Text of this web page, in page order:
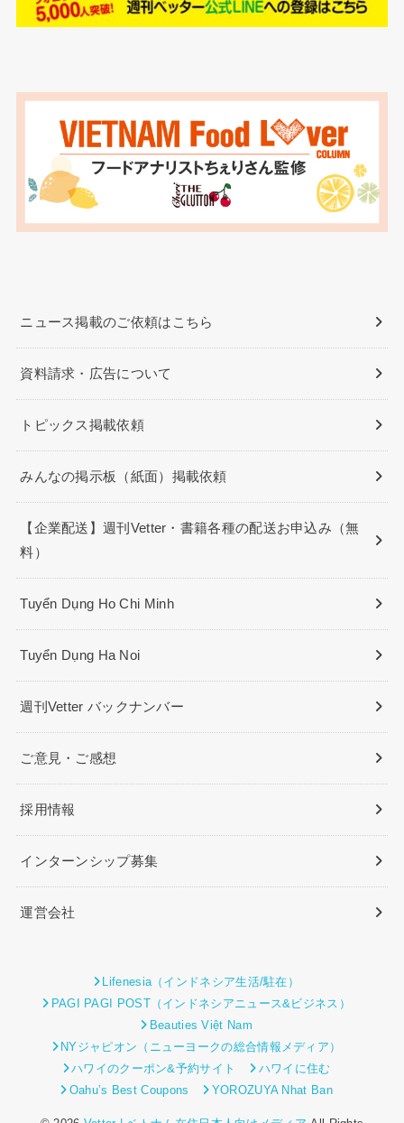
ニュース掲載のご依頼はこちら
資料請求・広告について
トピックス掲載依頼
みんなの掲示板（紙面）掲載依頼
【企業配送】週刊Vetter・書籍各種の配送お申込み（無
料）
Tuyển Dụng Ho Chi Minh
Tuyển Dụng Ha Noi
週刊Vetter バックナンバー
ご意見・ご感想
採用情報
インターンシップ募集
運営会社
Lifenesia（インドネシア生活/駐在）
PAGI PAGI POST（インドネシアニュース&ビジネス）
Beauties Việt Nam
NYジャピオン（ニューヨークの総合情報メディア）
ハワイのクーポン&予約サイト
ハワイに住む
Oahu’s Best Coupons
YOROZUYA Nhat Ban